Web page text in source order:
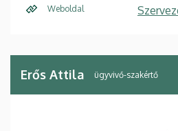
Weboldal
Erős Attila ügyvivő-szakértő